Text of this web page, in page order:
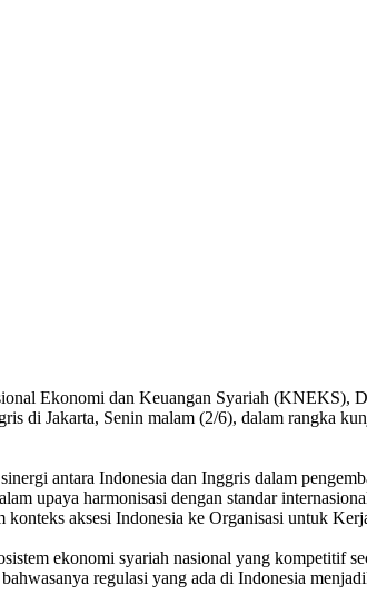
Ekonomi dan Keuangan Syariah (KNEKS),
di Jakarta, Senin malam (2/6), dalam rangka
antara Indonesia dan Inggris dalam
upaya harmonisasi dengan standar
aksesi Indonesia ke Organisasi untuk
ekonomi syariah nasional yang kompetitif
regulasi yang ada di Indonesia